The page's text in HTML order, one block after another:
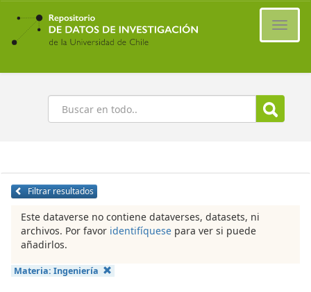
Ir
contenido
principal
Buscar
Filtrar resultados
Este dataverse no contiene dataverses, datasets, ni
archivos. Por favor identifíquese para ver si puede
añadirlos.
Materia: Ingeniería